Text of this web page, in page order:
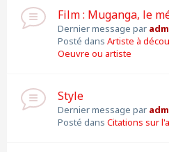
Film : Muganga, le
Dernier message par
Posté dans Artiste à
Oeuvre ou artiste
Style
Dernier message par
Posté dans Citations sur